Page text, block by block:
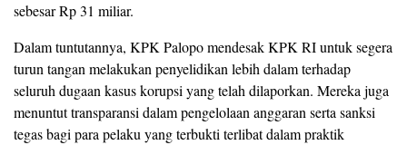
sebesar Rp 31 miliar.
Dalam tuntutannya, KPK Palopo mendesak KPK RI untuk segera
turun tangan melakukan penyelidikan lebih dalam terhadap
seluruh dugaan kasus korupsi yang telah dilaporkan. Mereka juga
menuntut transparansi dalam pengelolaan anggaran serta sanksi
tegas bagi para pelaku yang terbukti terlibat dalam praktik